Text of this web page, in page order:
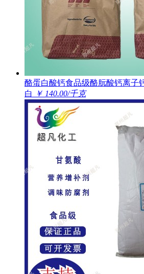
酪蛋白酸钙食品级酪朊酸钙离子
白
￥ 140.00/千克